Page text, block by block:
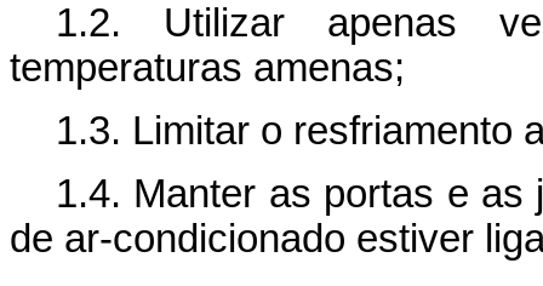
1.2. Utilizar apenas
temperaturas amenas;
1.3. Limitar o resfriamento
1.4. Manter as portas e as
de ar-condicionado estiver